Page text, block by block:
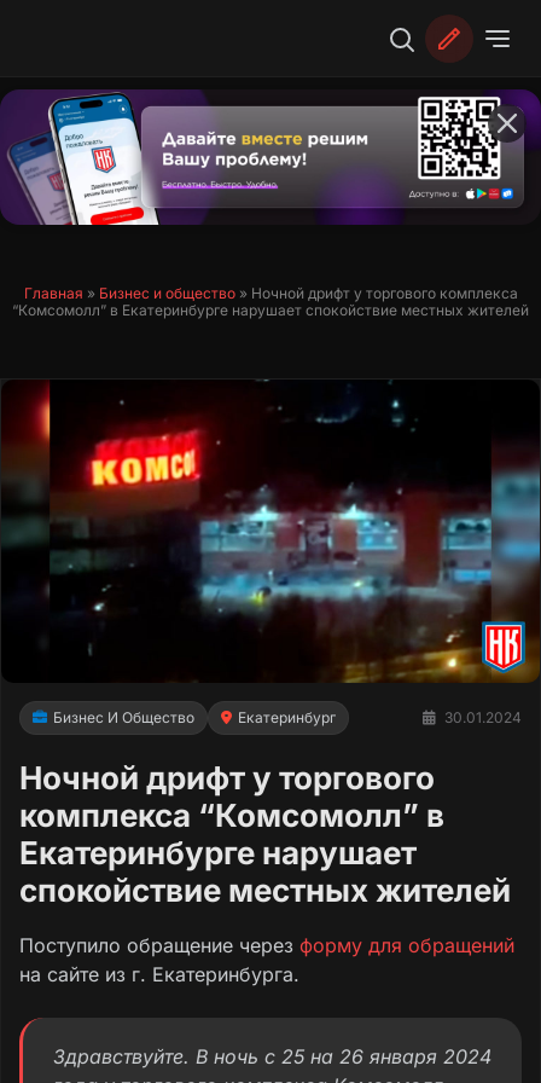
Главная » Бизнес и общество» Ночной дрифт у торгового комплекса
“Комсомолл” в Екатеринбурге нарушает спокойствие местных жителей
Бизнес И Общество Екатеринбург 30.01.2024
Ночной дрифт у торгового
комплекса “Комсомолл” в
Екатеринбурге нарушает
спокойствие местных жителей
Поступило обращение через форму для обращений
на сайте из г. Екатеринбурга.
Здравствуйте. В ночь с 25 на 26 января 2024